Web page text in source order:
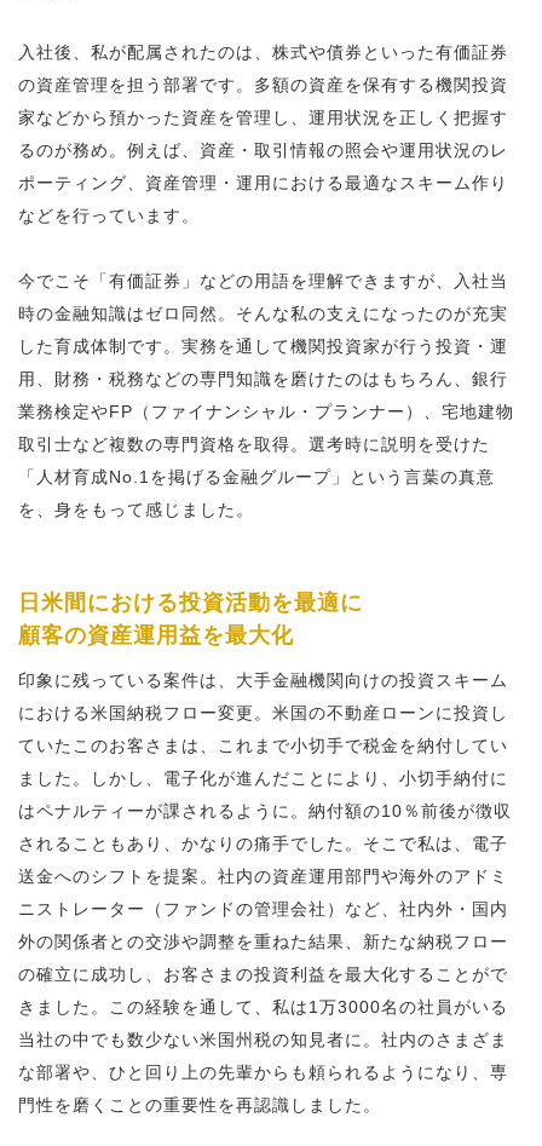
入社後、私が配属されたのは、株式や債券といった有価証券
の資産管理を担う部署です。多額の資産を保有する機関投資
家などから預かった資産を管理し、運用状況を正しく把握す
るのが務め。例えば、資産・取引情報の照会や運用状況のレ
ポーティング、資産管理・運用における最適なスキーム作り
などを行っています。
今でこそ「有価証券」などの用語を理解できますが、入社当
時の金融知識はゼロ同然。そんな私の支えになったのが充実
した育成体制です。実務を通して機関投資家が行う投資・運
用、財務・税務などの専門知識を磨けたのはもちろん、銀行
業務検定やFP（ファイナンシャル・プランナー）、宅地建物
取引士など複数の専門資格を取得。選考時に説明を受けた
「人材育成No.1を掲げる金融グループ」という言葉の真意
を、身をもって感じました。
日米間における投資活動を最適に
顧客の資産運用益を最大化
印象に残っている案件は、大手金融機関向けの投資スキーム
における米国納税フロー変更。米国の不動産ローンに投資し
ていたこのお客さまは、これまで小切手で税金を納付してい
ました。しかし、電子化が進んだことにより、小切手納付に
はペナルティーが課されるように。納付額の10％前後が徴収
されることもあり、かなりの痛手でした。そこで私は、電子
送金へのシフトを提案。社内の資産運用部門や海外のアドミ
ニストレーター（ファンドの管理会社）など、社内外・国内
外の関係者との交渉や調整を重ねた結果、新たな納税フロー
の確立に成功し、お客さまの投資利益を最大化することがで
きました。この経験を通して、私は1万3000名の社員がいる
当社の中でも数少ない米国州税の知見者に。社内のさまざま
な部署や、ひと回り上の先輩からも頼られるようになり、専
門性を磨くことの重要性を再認識しました。